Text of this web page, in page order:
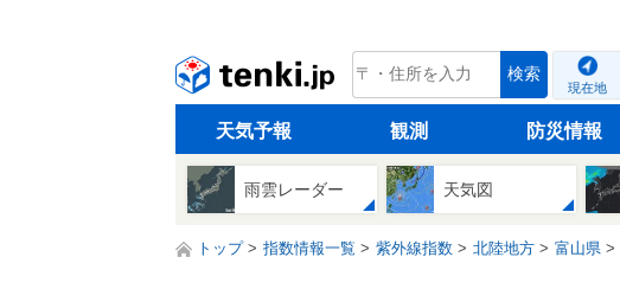
tenki.jp 検索
現在地
天気予報 観測 防災情報
雨雲レーダー 天気図
トップ 指数情報一覧 紫外線指数 北陸地方 富山県